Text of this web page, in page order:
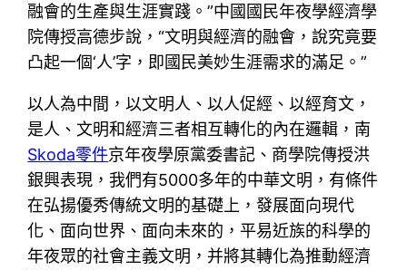
融會的生產與生涯實踐。”中國國民年夜學經濟學
院傳授高德步說，“文明與經濟的融會，說究竟要
凸起一個‘人’字，即國民美妙生涯需求的滿足。”
以人為中間，以文明人、以人促經、以經育文，
是人、文明和經濟三者相互轉化的內在邏輯，南
Skoda零件京年夜學原黨委書記、商學院傳授洪
銀興表現，我們有5000多年的中華文明，有條件
在弘揚優秀傳統文明的基礎上，發展面向現代
化、面向世界、面向未來的，平易近族的科學的
年夜眾的社會主義文明，并將其轉化為推動經濟